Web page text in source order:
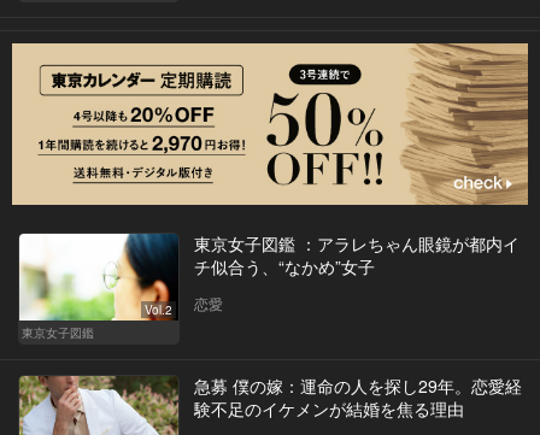
Vol.2
東京女子図鑑
東京女子図鑑 ：アラレちゃん眼鏡が都内イ
チ似合う、“なかめ”女子
恋愛
急募 僕の嫁：運命の人を探し29年。恋愛経
験不足のイケメンが結婚を焦る理由